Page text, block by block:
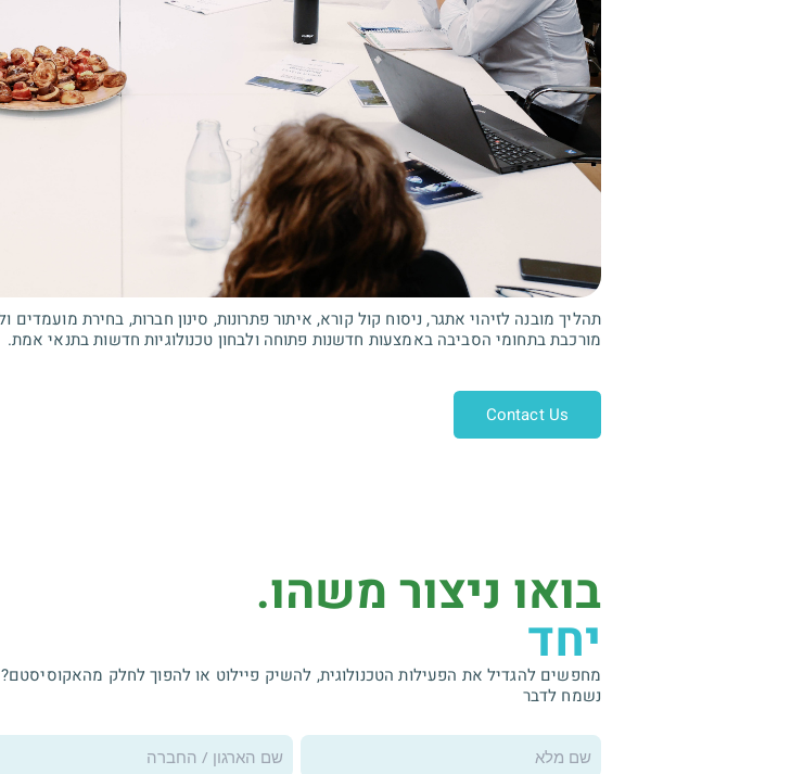
תהליך מובנה לזיהוי אתגר, ניסוח קול קורא, איתור פתרונות, סינון חברות, בחירת מועמדים
מורכבת בתחומי הסביבה באמצעות חדשנות פתוחה ולבחון טכנולוגיות חדשות בתנאי אמת.
Contact Us
בואו ניצור משהו.
יחד
מחפשים להגדיל את הפעילות הטכנולוגית, להשיק פיילוט או להפוך לחלק מהאקוסיסטם?
נשמח לדבר